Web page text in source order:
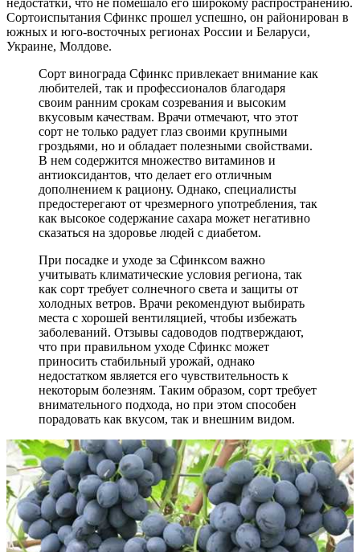
Сортоиспытания Сфинкс прошел успешно, он районирован в
южных и юго-восточных регионах России и Беларуси,
Украине, Молдове.
Сорт винограда Сфинкс привлекает внимание как
любителей, так и профессионалов благодаря
своим ранним срокам созревания и высоким
вкусовым качествам. Врачи отмечают, что этот
сорт не только радует глаз своими крупными
гроздьями, но и обладает полезными свойствами.
В нем содержится множество витаминов и
антиоксидантов, что делает его отличным
дополнением к рациону. Однако, специалисты
предостерегают от чрезмерного употребления, так
как высокое содержание сахара может негативно
сказаться на здоровье людей с диабетом.
При посадке и уходе за Сфинксом важно
учитывать климатические условия региона, так
как сорт требует солнечного света и защиты от
холодных ветров. Врачи рекомендуют выбирать
места с хорошей вентиляцией, чтобы избежать
заболеваний. Отзывы садоводов подтверждают,
что при правильном уходе Сфинкс может
приносить стабильный урожай, однако
недостатком является его чувствительность к
некоторым болезням. Таким образом, сорт требует
внимательного подхода, но при этом способен
порадовать как вкусом, так и внешним видом.